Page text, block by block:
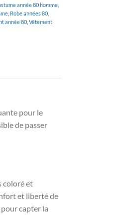
année 80 homme
Robe années 80
année 80 Vêtement
pour le
de passer
coloré et
et liberté de
capter la